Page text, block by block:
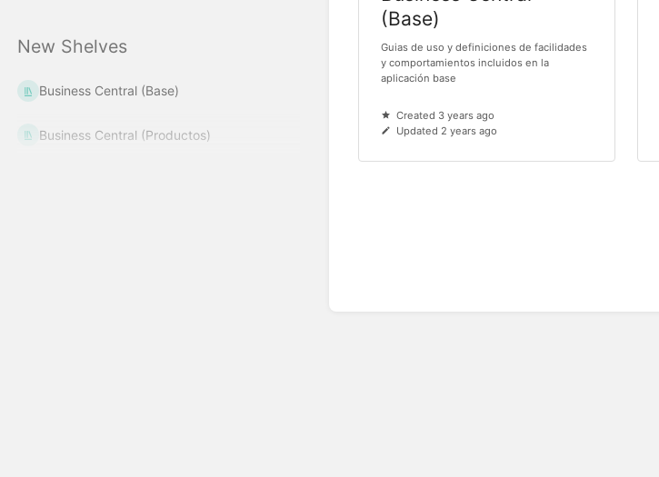
New Shelves
Business Central (Base)
Business Central (Productos)
(Base)
Guias de uso y definiciones de facilidades
y comportamientos incluidos en la
aplicación base
Created 3 years ago
Updated 2 years ago